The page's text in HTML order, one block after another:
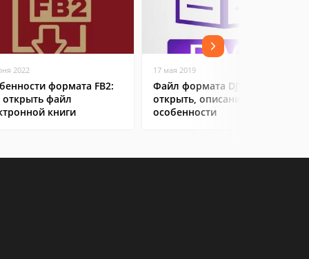
2022
формата FB2:
файл
книги
17 мая 2019
Файл формата DJVu: чем
открыть, описание,
особенности